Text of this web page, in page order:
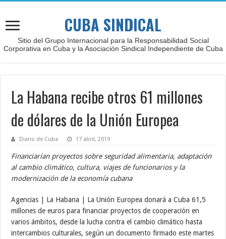
CUBA SINDICAL
Sitio del Grupo Internacional para la Responsabilidad Social
Corporativa en Cuba y la Asociación Sindical Independiente de Cuba
La Habana recibe otros 61 millones
de dólares de la Unión Europea
Diario de Cuba 17 abril, 2019
Financiarían proyectos sobre seguridad alimentaria, adaptación
al cambio climático, cultura, viajes de funcionarios y la
modernización de la economía cubana
Agencias | La Habana | La Unión Europea donará a Cuba 61,5
millones de euros para financiar proyectos de cooperación en
varios ámbitos, desde la lucha contra el cambio climático hasta
intercambios culturales, según un documento firmado este martes